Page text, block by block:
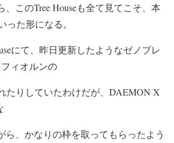
このTree Houseも全て見てこそ、本
った形になる。
にて、昨日更新したようなゼノブレ
ィオルンの
たりしていたわけだが、DAEMON X
ら、かなりの枠を取ってもらったよう